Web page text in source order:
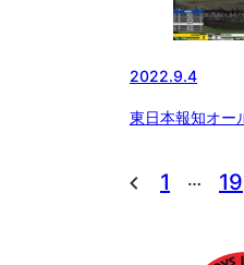
2022.9.4
東日本報知オ
1 … 19